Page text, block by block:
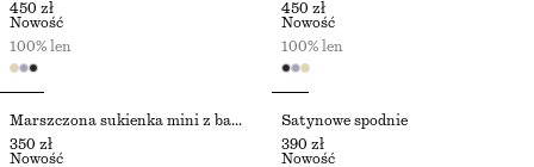
450 zł
Nowość
100% len
450 zł
Nowość
100% len
Marszczona sukienka mini z bawełnianej popeliny
350 zł
Nowość
Satynowe spodnie
390 zł
Nowość